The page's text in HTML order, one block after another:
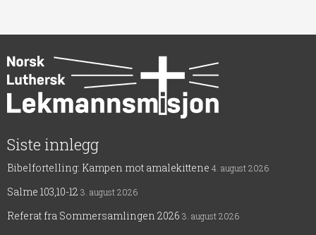
Siste innlegg
Bibelfortelling: Kampen mot amalekittene 4. august 2026
Salme 103,10-12 3. august 2026
Referat fra Sommersamlingen 2026 3. august 2026